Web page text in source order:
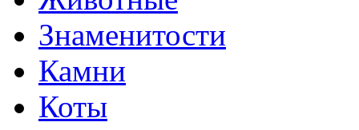
Знаменитости
Камни
Коты